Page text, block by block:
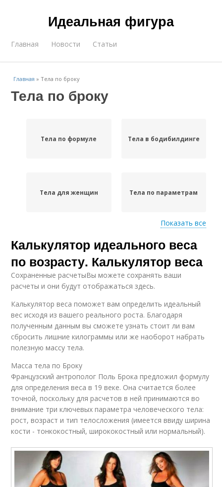
Идеальная фигура
Главная Новости Статьи
Главная »Тела по броку
Тела по броку
Тела по формуле Тела в бодибилдинге
Тела для женщин Тела по параметрам
Тела по росту
Показать все
Калькулятор идеального веса
по возрасту. Калькулятор веса
Сохраненные расчетыВы можете сохранять ваши
расчеты и они будут отображаться здесь.
Калькулятор веса поможет вам определить идеальный
вес исходя из вашего реального роста. Благодаря
полученным данным вы сможете узнать стоит ли вам
сбросить лишние килограммы или же наоборот набрать
полезную массу тела.
Масса тела по Броку
Французский антрополог Поль Брока предложил формулу
для определения веса в 19 веке. Она считается более
точной, поскольку для расчетов в ней принимаются во
внимание три ключевых параметра человеческого тела:
рост, возраст и тип телосложения (имеется ввиду ширина
кости - тонкокостный, ширококостный или нормальный).